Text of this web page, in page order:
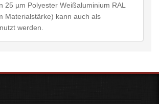
25 µm Polyester Weißaluminium RAL
Materialstärke) kann auch als
werden.